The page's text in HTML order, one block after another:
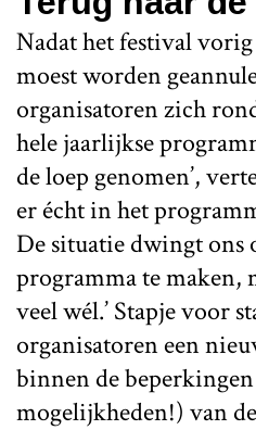
Nadat het festival
moest worden
organisatoren zich
hele jaarlijkse
de loep genomen’,
er écht in het
De situatie dwingt ons
programma te maken,
veel wél.’ Stapje voor
organisatoren een
binnen de
mogelijkheden!) van